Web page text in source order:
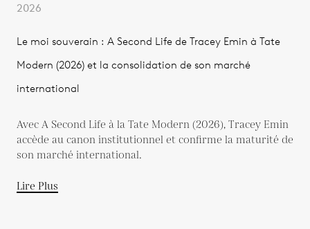
2026
Le moi souverain : A Second Life de Tracey Emin à Tate
Modern (2026) et la consolidation de son marché
international
Avec A Second Life à la Tate Modern (2026), Tracey Emin
accède au canon institutionnel et confirme la maturité de
son marché international.
Lire Plus